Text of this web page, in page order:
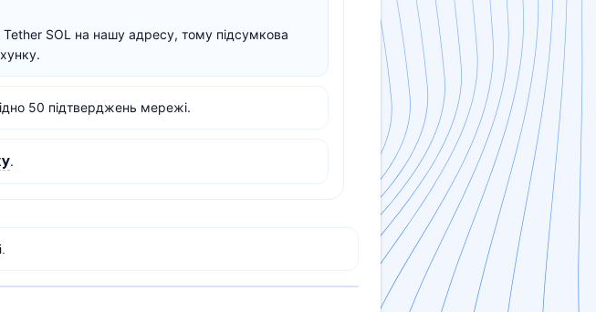
SOL на нашу адресу, тому підсумкова
50 підтверджень мережі.
.